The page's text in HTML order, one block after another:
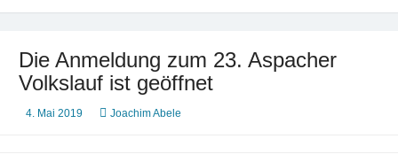
Die Anmeldung zum 23. Aspacher
Volkslauf ist geöffnet
4. Mai 2019 Joachim Abele